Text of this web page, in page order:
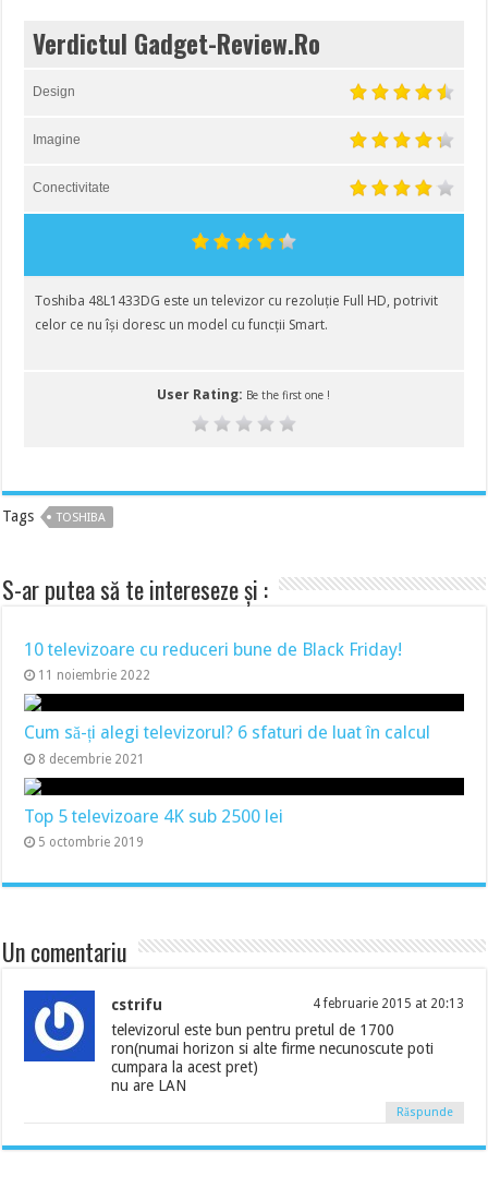
Verdictul Gadget-Review.Ro
Design
Imagine
Conectivitate
Toshiba 48L1433DG este un televizor cu rezoluție Full HD, potrivit
celor ce nu își doresc un model cu funcții Smart.
User Rating: Be the first one !
Tags TOSHIBA
S-ar putea să te intereseze și :
10 televizoare cu reduceri bune de Black Friday!
11 noiembrie 2022
Cum să-ți alegi televizorul? 6 sfaturi de luat în calcul
8 decembrie 2021
Top 5 televizoare 4K sub 2500 lei
5 octombrie 2019
Un comentariu
cstrifu 4 februarie 2015 at 20:13
televizorul este bun pentru pretul de 1700
ron(numai horizon si alte firme necunoscute poti
cumpara la acest pret)
nu are LAN
Răspunde